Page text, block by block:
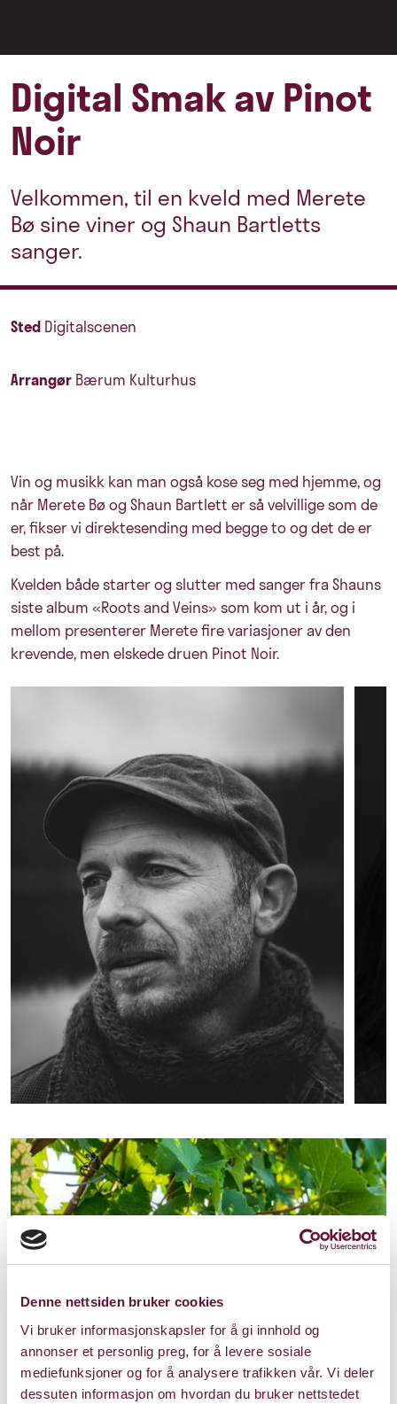
Denne nettsiden bruker cookies
Vi bruker informasjonskapsler for å gi innhold og
annonser et personlig preg, for å levere sosiale
mediefunksjoner og for å analysere trafikken vår. Vi deler
dessuten informasjon om hvordan du bruker nettstedet
Digital Smak av Pinot
Noir
Velkommen, til en kveld med Merete
Bø sine viner og Shaun Bartletts
sanger.
Sted Digitalscenen
Arrangør Bærum Kulturhus
Vin og musikk kan man også kose seg med hjemme, og
når Merete Bø og Shaun Bartlett er så velvillige som de
er, fikser vi direktesending med begge to og det de er
best på.
Kvelden både starter og slutter med sanger fra Shauns
siste album «Roots and Veins» som kom ut i år, og i
mellom presenterer Merete fire variasjoner av den
krevende, men elskede druen Pinot Noir.